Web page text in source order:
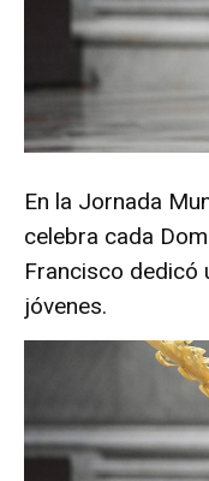
En la Jornada
celebra cada
Francisco dedicó
jóvenes.